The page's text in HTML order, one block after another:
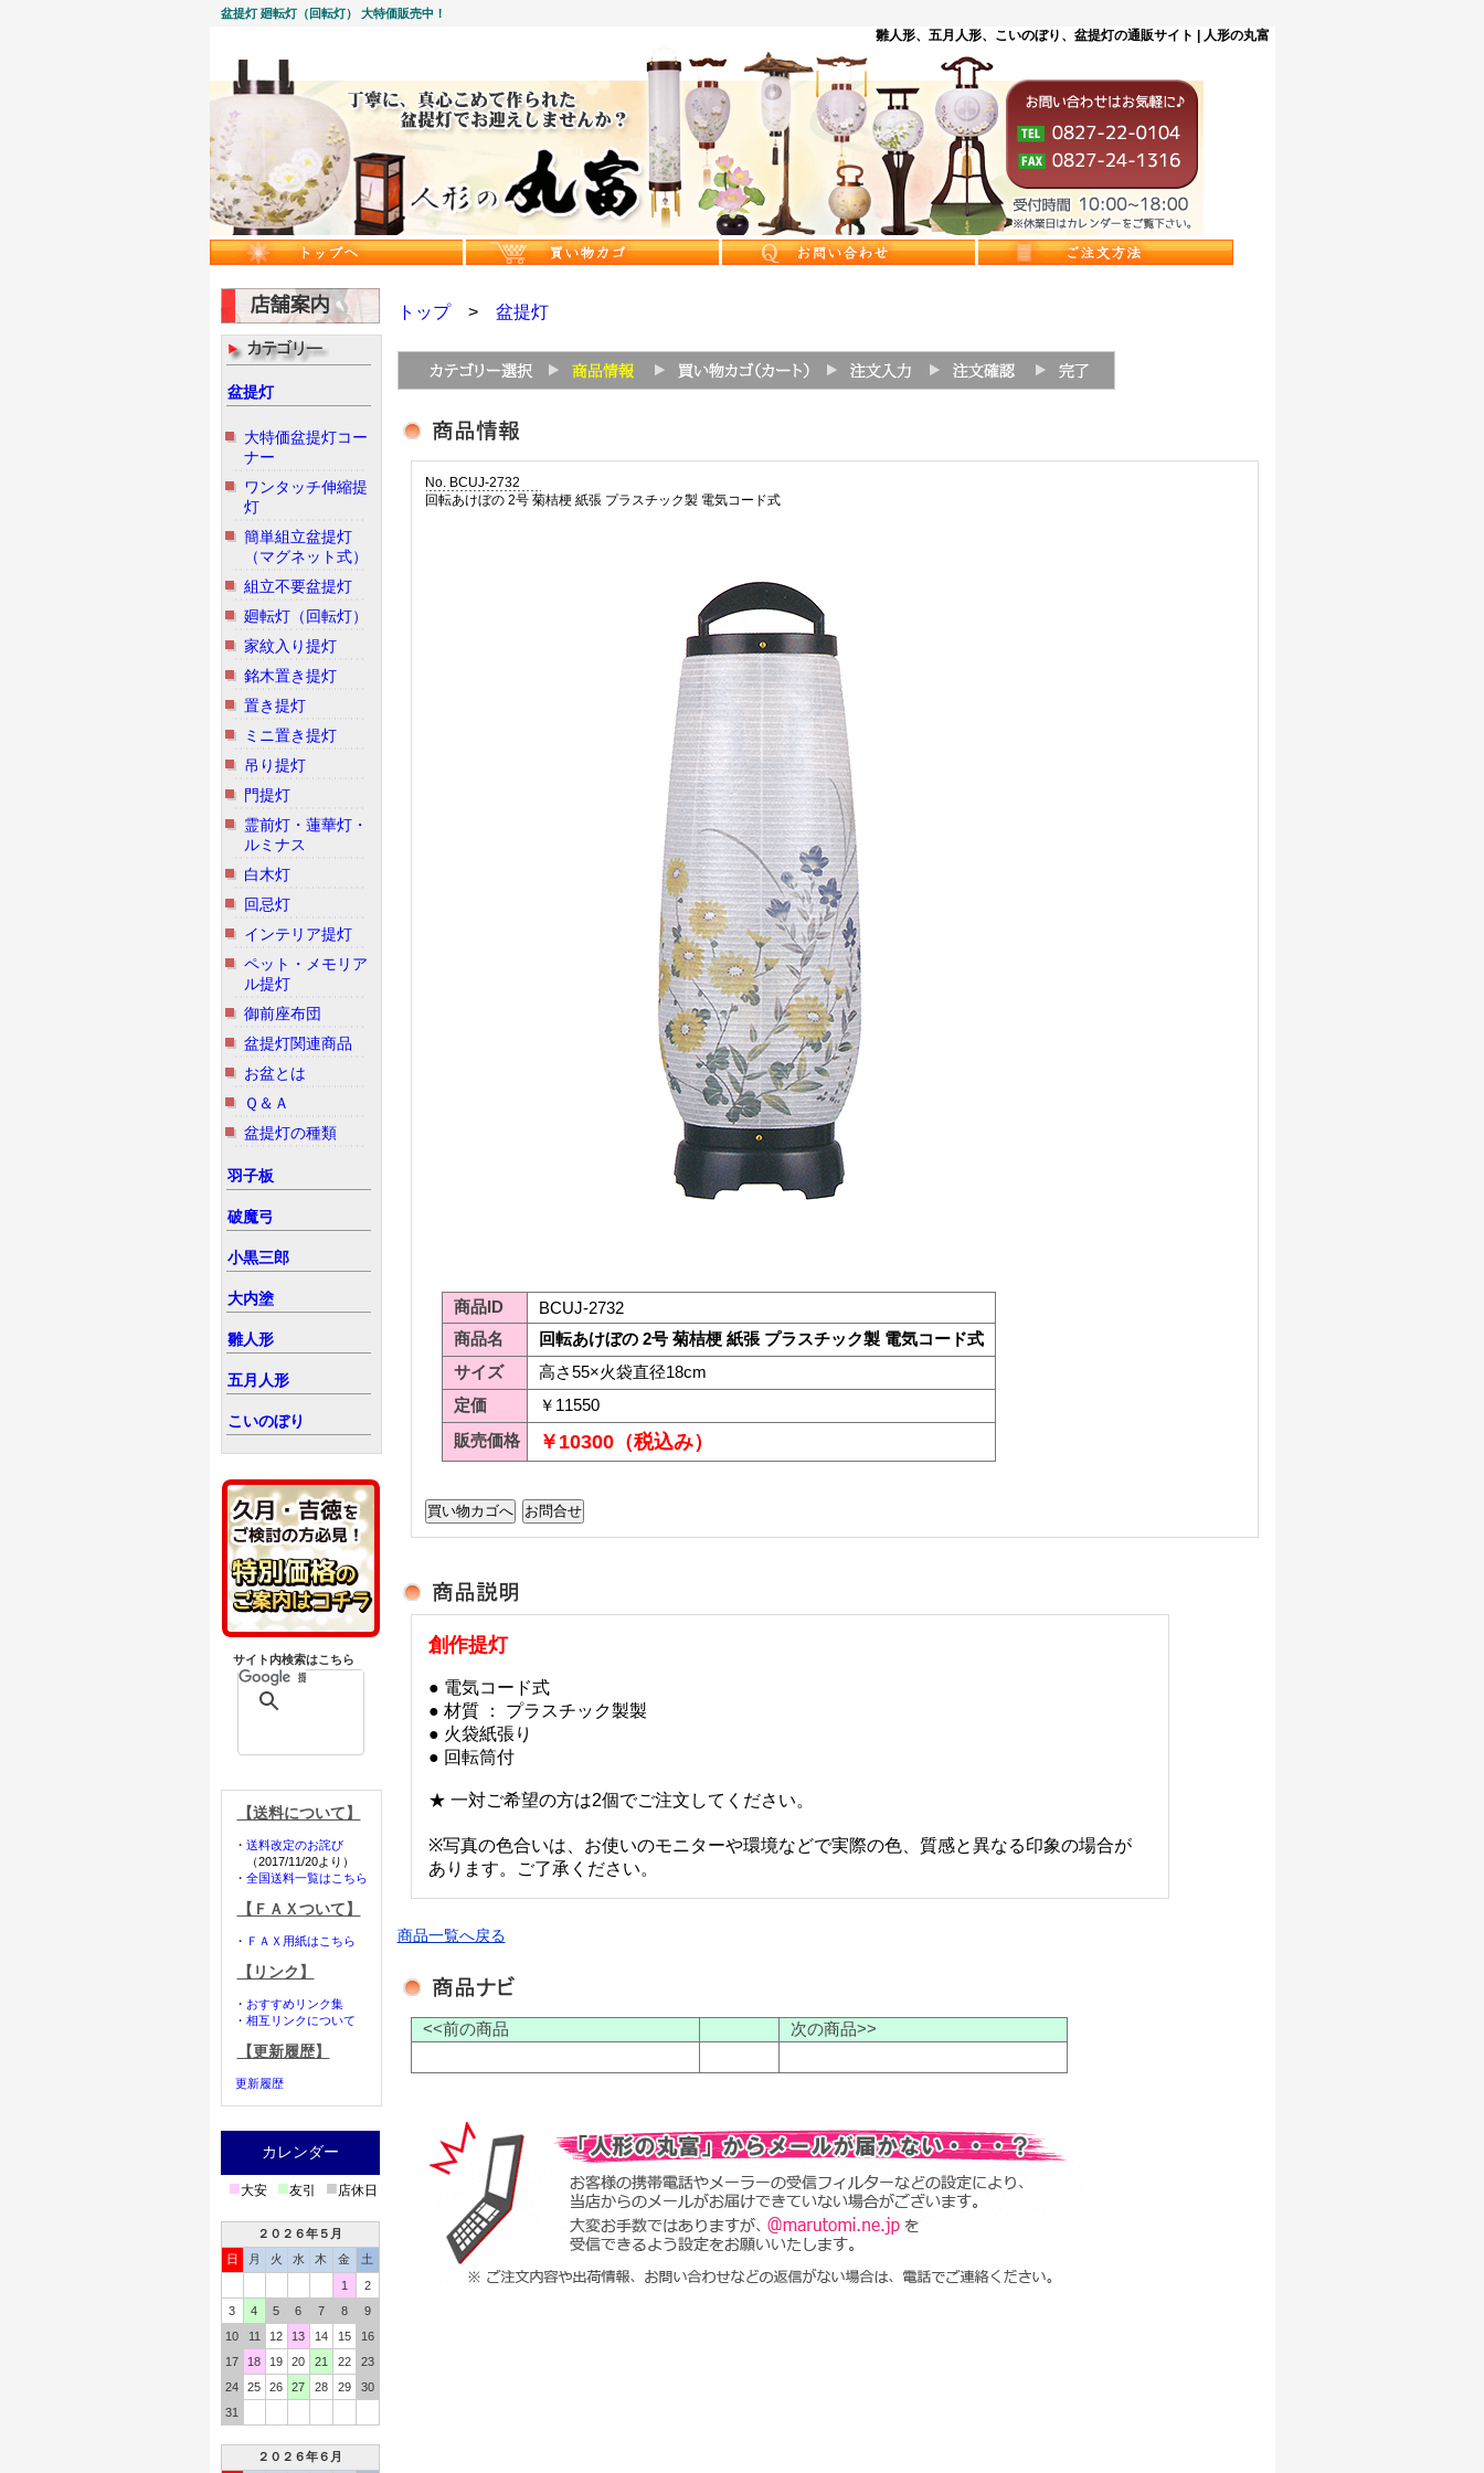
盆提灯 廻転灯（回転灯） 大特価販売中！
雛人形、五月人形、こいのぼり、盆提灯の通販サイト | 人形の丸富
盆提灯
大特価盆提灯コー
ナー
ワンタッチ伸縮提
灯
簡単組立盆提灯
（マグネット式）
組立不要盆提灯
廻転灯（回転灯）
家紋入り提灯
銘木置き提灯
置き提灯
ミニ置き提灯
吊り提灯
門提灯
霊前灯・蓮華灯・
ルミナス
白木灯
回忌灯
インテリア提灯
ペット・メモリア
ル提灯
御前座布団
盆提灯関連商品
お盆とは
Ｑ＆Ａ
盆提灯の種類
羽子板
破魔弓
小黒三郎
大内塗
雛人形
五月人形
こいのぼり
サイト内検索はこちら
【送料について】
・ 送料改定のお詫び
（2017/11/20より）
・ 全国送料一覧はこちら
【ＦＡＸついて】
・ ＦＡＸ用紙はこちら
【リンク】
・ おすすめリンク集
・ 相互リンクについて
【更新履歴】
更新履歴
カレンダー
■大安 ■友引 ■店休日
２０２６年５月
日
月 火 水 木 金
土
1
2
3
4 5 6 7 8
9
10
11 12 13 14 15
16
17
18 19 20 21 22
23
24
25 26 27 28 29
30
31
２０２６年６月
トップ> 盆提灯
No. BCUJ-2732
回転あけぼの 2号 菊桔梗 紙張 プラスチック製 電気コード式
商品ID
BCUJ-2732
商品名
回転あけぼの 2号 菊桔梗 紙張 プラスチック製 電気コード式
サイズ
高さ55×火袋直径18cm
定価
￥11550
販売価格
￥10300（税込み）
創作提灯
● 電気コード式
● 材質 ： プラスチック製製
● 火袋紙張り
● 回転筒付
★ 一対ご希望の方は2個でご注文してください。
※写真の色合いは、お使いのモニターや環境などで実際の色、質感と異なる印象の場合が
あります。ご了承ください。
商品一覧へ戻る
<<前の商品 次の商品>>